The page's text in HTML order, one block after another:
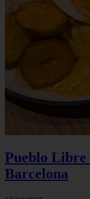
Pueblo Libre
Barcelona